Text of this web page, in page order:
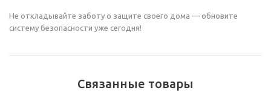
Не откладывайте заботу о защите своего дома — обновите
систему безопасности уже сегодня!
Связанные товары